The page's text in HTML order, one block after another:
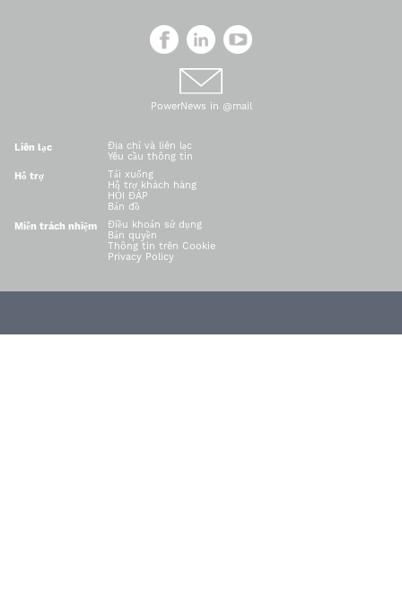
PowerNews in @mail
Liên lạc
Địa chỉ và liên lạc
Yêu cầu thông tin
Hỗ trợ
Tải xuống
Hỗ trợ khách hàng
HỎI ĐÁP
Bản đồ
Miễn trách nhiệm
Điều khoản sử dụng
Bản quyền
Thông tin trên Cookie
Privacy Policy